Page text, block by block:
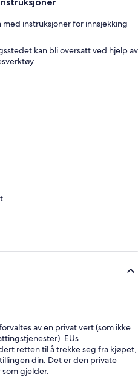
instruksjoner for innsjekking
kan bli oversatt ved hjelp av
av en privat vert (som ikke
EUs
retten til å trekke seg fra kjøpet,
din. Det er den private
gjelder.